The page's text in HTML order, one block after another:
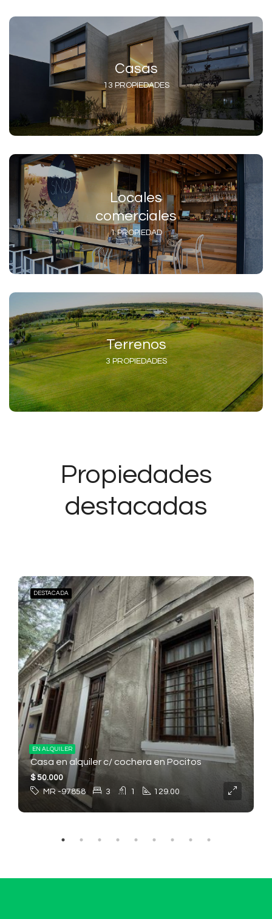
Casas
13 PROPIEDADES
Locales
comerciales
1 PROPIEDAD
Terrenos
3 PROPIEDADES
Propiedades
destacadas
Casa en alquiler c/ cochera en Pocitos
MR -97858 3 1 129.00
$ 50.000
EN ALQUILER
DESTACADA